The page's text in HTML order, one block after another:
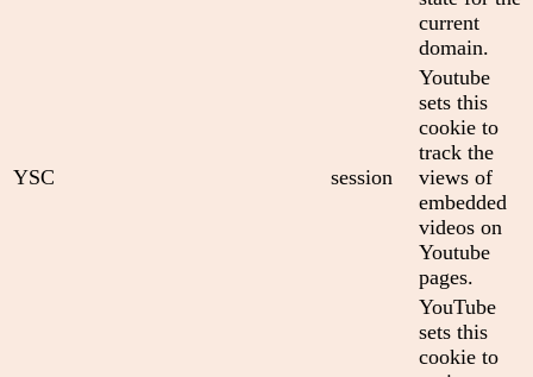
current
domain.
YSC session
Youtube
sets this
cookie to
track the
views of
embedded
videos on
Youtube
pages.
YouTube
sets this
cookie to